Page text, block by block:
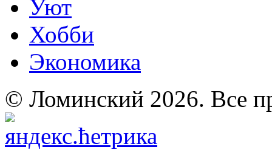
Уют
Хобби
Экономика
© Ломинский 2026. Все